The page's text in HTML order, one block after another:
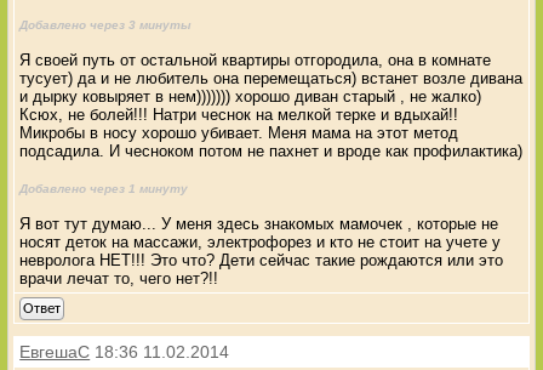
Добавлено через 3 минуты
Я своей путь от остальной квартиры отгородила, она в комнате
тусует) да и не любитель она перемещаться) встанет возле дивана
и дырку ковыряет в нем))))))) хорошо диван старый , не жалко)
Ксюх, не болей!!! Натри чеснок на мелкой терке и вдыхай!!
Микробы в носу хорошо убивает. Меня мама на этот метод
подсадила. И чесноком потом не пахнет и вроде как профилактика)
Добавлено через 1 минуту
Я вот тут думаю... У меня здесь знакомых мамочек , которые не
носят деток на массажи, электрофорез и кто не стоит на учете у
невролога НЕТ!!! Это что? Дети сейчас такие рождаются или это
врачи лечат то, чего нет?!!
Ответ
ЕвгешаС 18:36 11.02.2014